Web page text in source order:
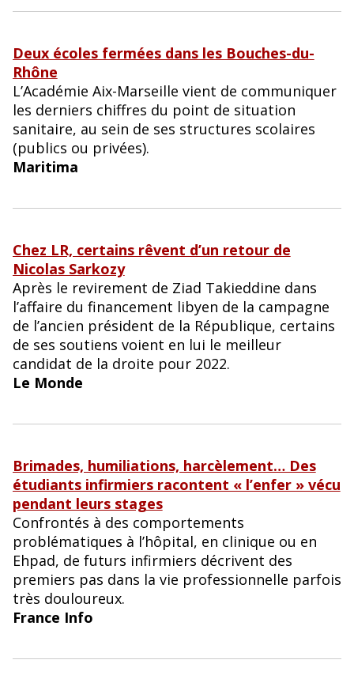
Deux écoles fermées dans les Bouches-du-
Rhône
L’Académie Aix-Marseille vient de communiquer
les derniers chiffres du point de situation
sanitaire, au sein de ses structures scolaires
(publics ou privées).
Maritima
Chez LR, certains rêvent d’un retour de
Nicolas Sarkozy
Après le revirement de Ziad Takieddine dans
l’affaire du financement libyen de la campagne
de l’ancien président de la République, certains
de ses soutiens voient en lui le meilleur
candidat de la droite pour 2022.
Le Monde
Brimades, humiliations, harcèlement… Des
étudiants infirmiers racontent « l’enfer » vécu
pendant leurs stages
Confrontés à des comportements
problématiques à l’hôpital, en clinique ou en
Ehpad, de futurs infirmiers décrivent des
premiers pas dans la vie professionnelle parfois
très douloureux.
France Info